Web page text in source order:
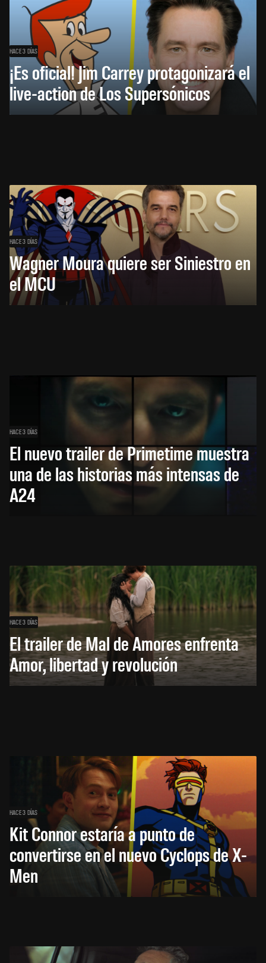
HACE 3 DÍAS
¡Es oficial! Jim Carrey protagonizará el
live-action de Los Supersónicos
HACE 3 DÍAS
Wagner Moura quiere ser Siniestro en
el MCU
HACE 3 DÍAS
El nuevo trailer de Primetime muestra
una de las historias más intensas de
A24
HACE 3 DÍAS
El trailer de Mal de Amores enfrenta
Amor, libertad y revolución
HACE 3 DÍAS
Kit Connor estaría a punto de
convertirse en el nuevo Cyclops de X-
Men